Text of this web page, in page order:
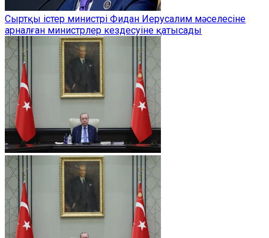
Сыртқы істер министрі Фидан Иерусалим мәселесіне
арналған министрлер кездесуіне қатысады